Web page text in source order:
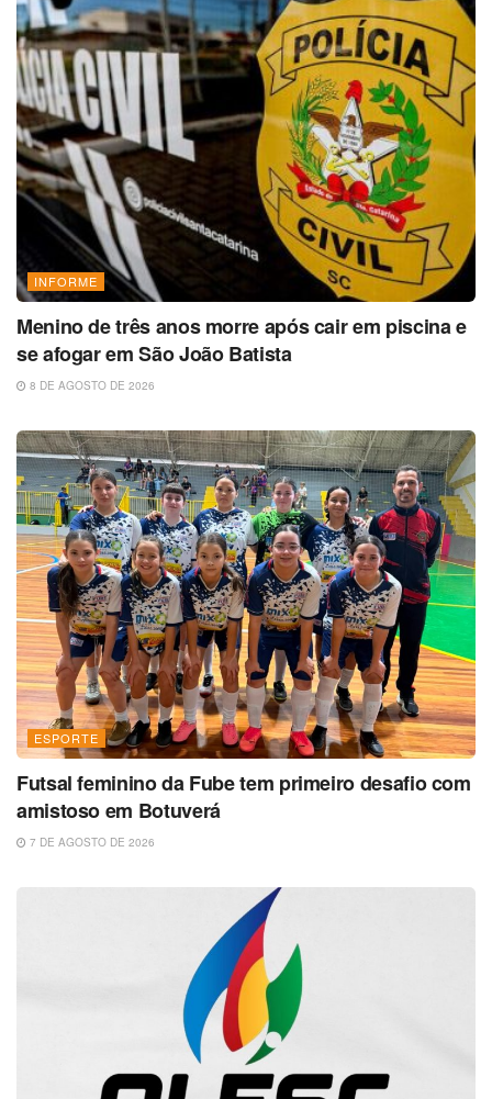
INFORME
Menino de três anos morre após cair em piscina e
se afogar em São João Batista
8 DE AGOSTO DE 2026
ESPORTE
Futsal feminino da Fube tem primeiro desafio com
amistoso em Botuverá
7 DE AGOSTO DE 2026